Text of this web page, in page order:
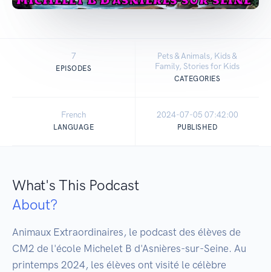
7
EPISODES
Pets & Animals, Kids &
Family, Stories for Kids
CATEGORIES
French
LANGUAGE
2024-07-05 07:42:00
PUBLISHED
What's This Podcast
About?
Animaux Extraordinaires, le podcast des élèves de
CM2 de l'école Michelet B d'Asnières-sur-Seine. Au
printemps 2024, les élèves ont visité le célèbre